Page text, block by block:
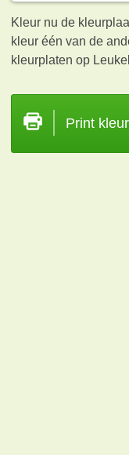
Kleur nu de
kleur één van de
kleurplaten op
Print